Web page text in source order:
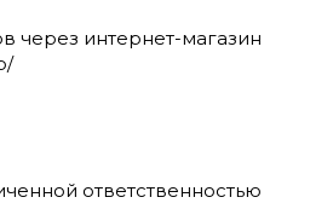
через интернет-магазин
ответственностью